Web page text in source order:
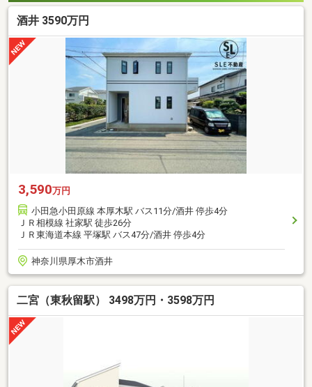
酒井 3590万円
3,590万円
小田急小田原線 本厚木駅 バス11分/酒井 停歩4分
ＪＲ相模線 社家駅 徒歩26分
ＪＲ東海道本線 平塚駅 バス47分/酒井 停歩4分
神奈川県厚木市酒井
二宮（東秋留駅） 3498万円・3598万円